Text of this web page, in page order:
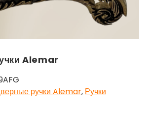
Alemar
ручки Alemar, Ручки